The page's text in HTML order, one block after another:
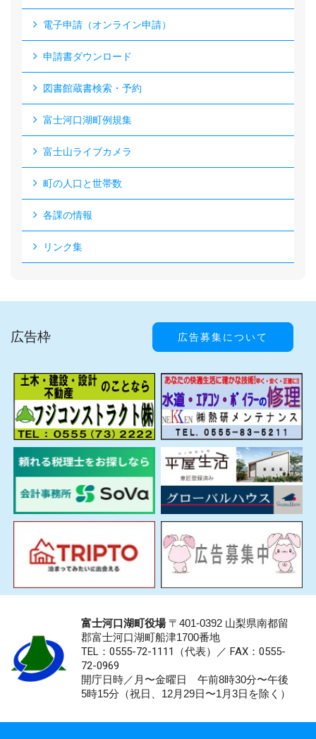
電子申請（オンライン申請）
申請書ダウンロード
図書館蔵書検索・予約
富士河口湖町例規集
富士山ライブカメラ
町の人口と世帯数
各課の情報
リンク集
広告枠 広告募集について
富士河口湖町役場〒401-0392 山梨県南都留
郡富士河口湖町船津1700番地
TEL：0555-72-1111 （代表）／ FAX：0555-
72-0969
開庁日時／月〜金曜日 午前8時30分〜午後
5時15分（祝日、12月29日〜1月3日を除く）